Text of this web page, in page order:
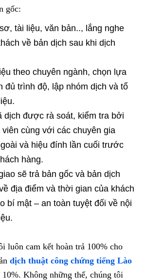
gốc:
tài liệu, văn bản.., lắng nghe
về bản dịch sau khi dịch
theo chuyên ngành, chọn lựa
đủ trình độ, lập nhóm dịch và tổ
dịch được rà soát, kiểm tra bởi
cùng với các chuyên gia
và hiệu đính lần cuối trước
hàng.
sẽ trả bản gốc và bản dịch
địa điểm và thời gian của khách
bí mật – an toàn tuyệt đối về nội
luôn cam kết hoàn trả 100% cho
dịch thuật công chứng tiếng Lào
Không những thế, chúng tôi